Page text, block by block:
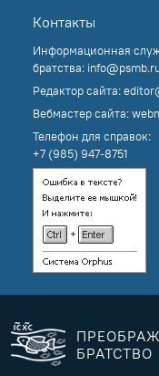
Контакты
Информационная
братства:
Редактор сайта:
Вебмастер сайта:
Телефон для справок:
+7 (985) 947-8751
БРАТСТВО